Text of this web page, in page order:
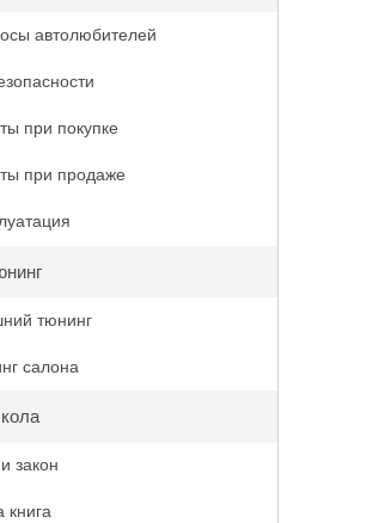
автолюбителей
при покупке
при продаже
тюнинг
салона
закон
книга